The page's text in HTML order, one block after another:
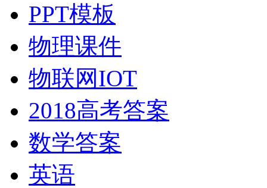
PPT模板
物理课件
物联网IOT
2018高考答案
数学答案
英语